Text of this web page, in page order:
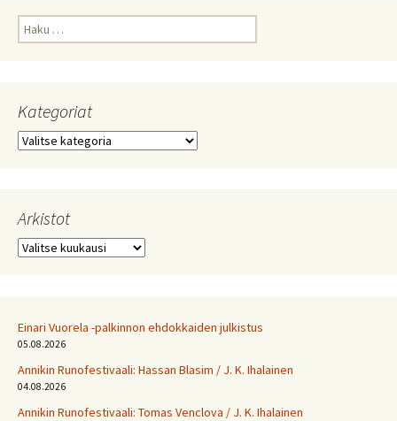
Haku:
Kategoriat
Kategoriat
Arkistot
Arkistot
Einari Vuorela -palkinnon ehdokkaiden julkistus
05.08.2026
Annikin Runofestivaali: Has­san Bla­sim / J. K. Ihalainen
04.08.2026
Annikin Runofestivaali: Tomas Venclova / J. K. Ihalainen